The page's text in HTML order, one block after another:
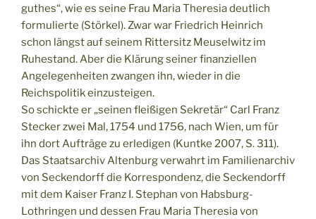
guthes“, wie es seine Frau Maria Theresia deutlich
formulierte (Störkel). Zwar war Friedrich Heinrich
schon längst auf seinem Rittersitz Meuselwitz im
Ruhestand. Aber die Klärung seiner finanziellen
Angelegenheiten zwangen ihn, wieder in die
Reichspolitik einzusteigen.
So schickte er „seinen fleißigen Sekretär“ Carl Franz
Stecker zwei Mal, 1754 und 1756, nach Wien, um für
ihn dort Aufträge zu erledigen (Kuntke 2007, S. 311).
Das Staatsarchiv Altenburg verwahrt im Familienarchiv
von Seckendorff die Korrespondenz, die Seckendorff
mit dem Kaiser Franz I. Stephan von Habsburg-
Lothringen und dessen Frau Maria Theresia von